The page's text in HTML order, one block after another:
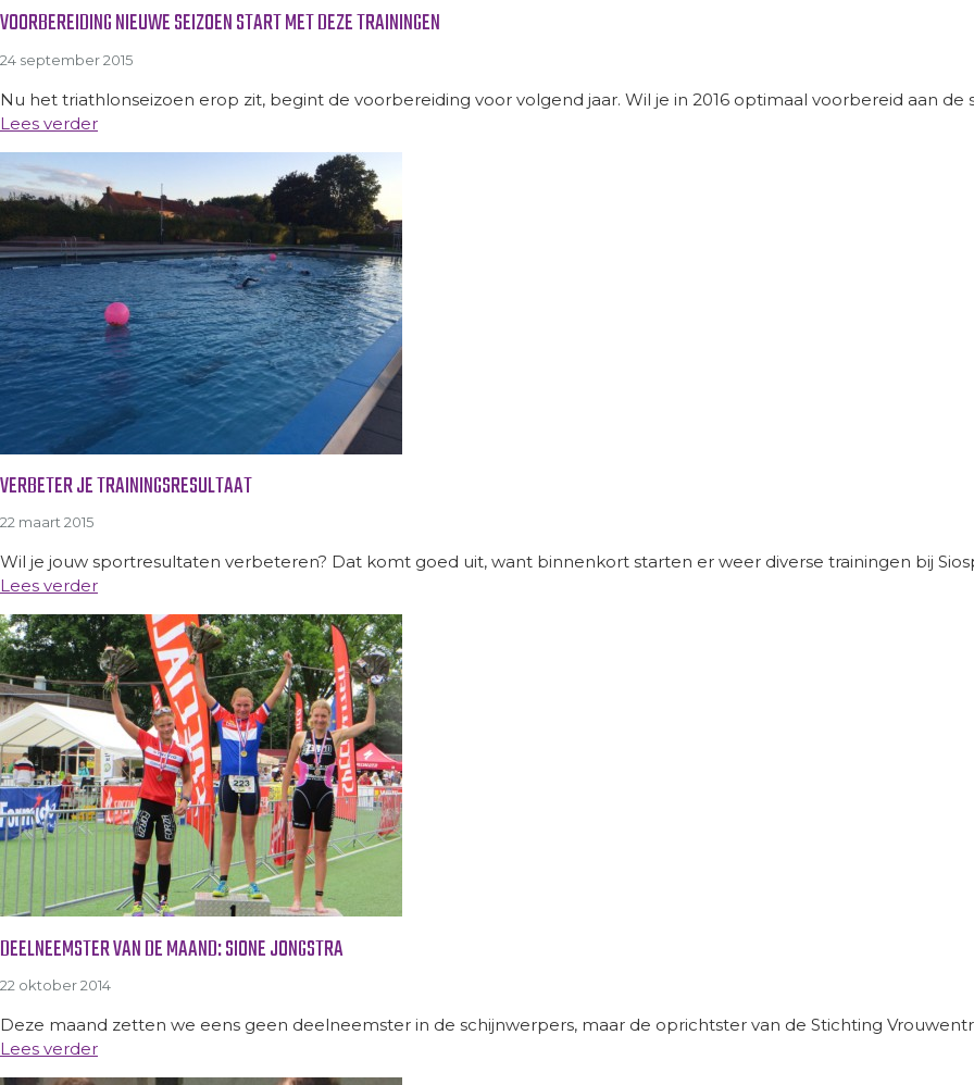
VOORBEREIDING NIEUWE SEIZOEN START MET DEZE TRAININGEN
24 september 2015
Nu het triathlonseizoen erop zit, begint de voorbereiding voor volgend jaar. Wil je in 2016 optimaal voorbereid aan de
Lees verder
VERBETER JE TRAININGSRESULTAAT
22 maart 2015
Wil je jouw sportresultaten verbeteren? Dat komt goed uit, want binnenkort starten er weer diverse trainingen bij
Lees verder
DEELNEEMSTER VAN DE MAAND: SIONE JONGSTRA
22 oktober 2014
Deze maand zetten we eens geen deelneemster in de schijnwerpers, maar de oprichtster van de Stichting
Lees verder